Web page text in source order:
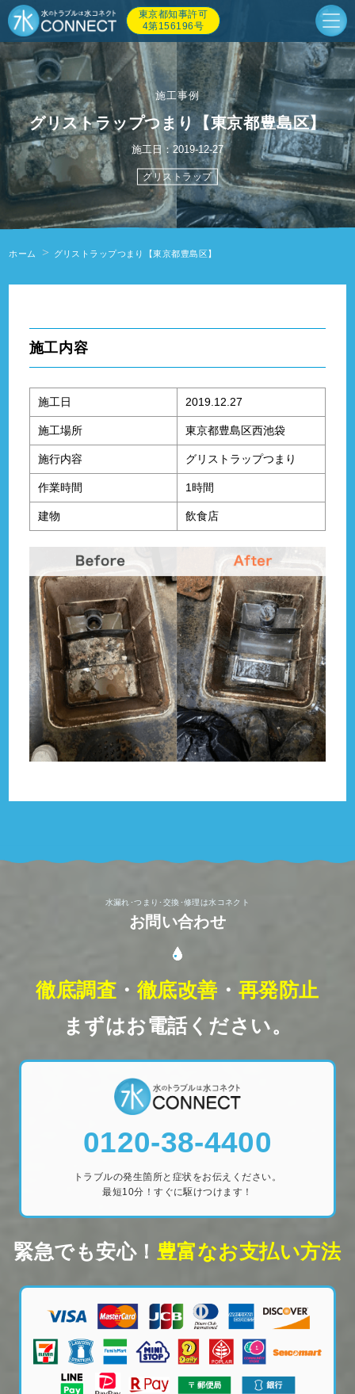
東京都知事許可
4第156196号
施工事例
グリストラップつまり【東京都豊島区】
施工日：2019-12-27
グリストラップ
ホーム グリストラップつまり【東京都豊島区】
施工内容
施工日 2019.12.27
施工場所 東京都豊島区西池袋
施行内容 グリストラップつまり
作業時間 1時間
建物 飲食店
水漏れ･つまり･交換･修理は水コネクト
お問い合わせ
徹底調査 ・ 徹底改善 ・ 再発防止
まずはお電話ください。
0120-38-4400
トラブルの発生箇所と症状をお伝えください。
最短10分！すぐに駆けつけます！
緊急でも安心！ 豊富なお支払い方法